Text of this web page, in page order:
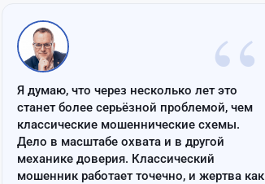
“
Я думаю, что через несколько лет это
станет более серьёзной проблемой, чем
классические мошеннические схемы.
Дело в масштабе охвата и в другой
механике доверия. Классический
мошенник работает точечно, и жертва как